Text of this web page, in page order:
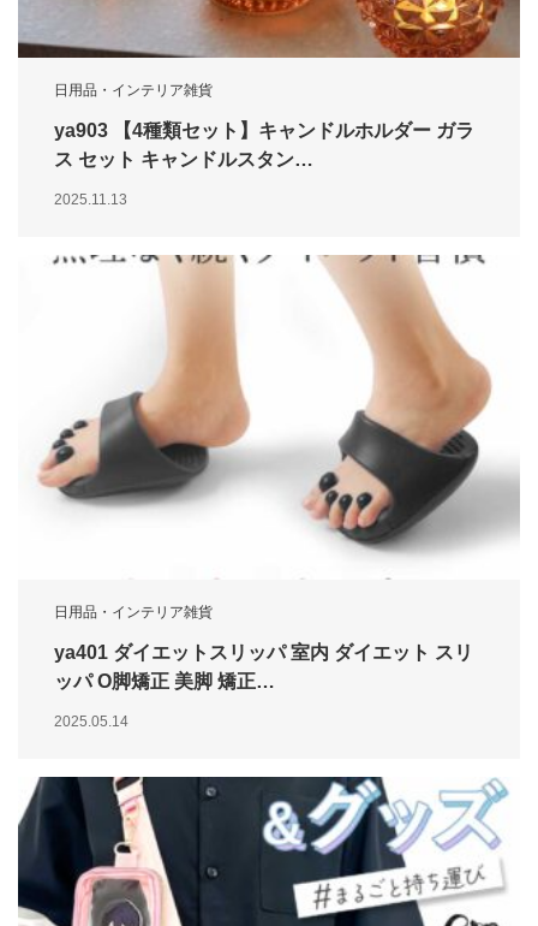
日用品・インテリア雑貨
ya903 【4種類セット】キャンドルホルダー ガラ
ス セット キャンドルスタン…
2025.11.13
日用品・インテリア雑貨
ya401 ダイエットスリッパ 室内 ダイエット スリ
ッパ O脚矯正 美脚 矯正…
2025.05.14